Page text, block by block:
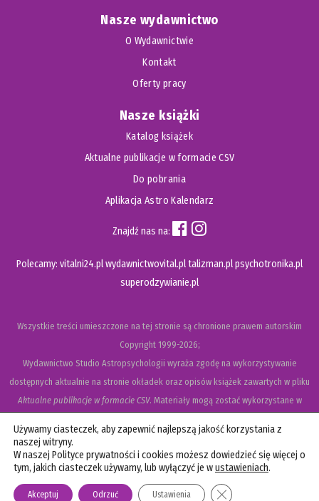
Nasze wydawnictwo
O Wydawnictwie
Kontakt
Oferty pracy
Nasze książki
Katalog książek
Aktualne publikacje w formacie CSV
Do pobrania
Aplikacja Astro Kalendarz
Znajdź nas na:
Polecamy: vitalni24.plwydawnictwovital.pltalizman.plpsychotronika.pl
superodzywianie.pl
Wszystkie treści umieszczone na tej stronie są chronione prawem autorskim
Copyright1999-2026;
Wydawnictwo Studio Astropsychologii wyraża zgodę na wykorzystywanie
dostępnych aktualnie na stronie okładek oraz opisów książek zawartych w pliku
Aktualne publikacje w formacie CSV. Materiały mogą zostać wykorzystane w
materiałach promujących legalną dystrybucję książek. Usunięcie materiału z ww.
strony internetowej, równoznaczne jest z cofnięciem udzielonej zgody.
Używamy ciasteczek, aby zapewnić najlepszą jakość korzystania z
naszej witryny.
W naszej Polityce prywatności i cookies możesz dowiedzieć się więcej o
tym, jakich ciasteczek używamy, lub wyłączyć je wustawieniach.
Akceptuj Odrzuć Ustawienia Zamknij panel